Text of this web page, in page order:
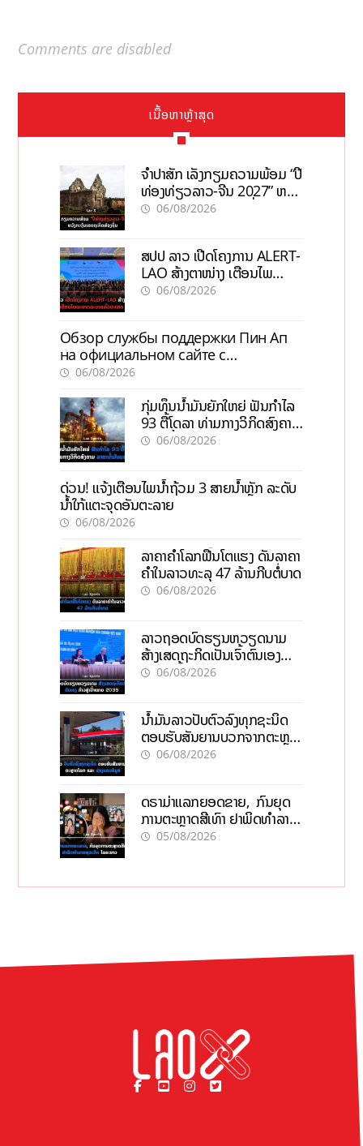
Comments are disabled
ເນື້ອຫາຫຼ້າສຸດ
ຈຳປາສັກ ເລັ່ງກຽມຄວາມພ້ອມ “ປີ
ທ່ອງທ່ຽວລາວ-ຈີນ 2027” ຫວັງ
ກະຕຸ້ນເສດຖະກິດທ້ອງຖິ່ນ
06/08/2026
ສປປ ລາວ ເປີດໂຄງການ ALERT-
LAO ສ້າງຕາໜ່າງ ເຕືອນໄພ
ພະຍາດລະບາດທົ່ວປະເທດ
06/08/2026
Обзор службы поддержки Пин Ап
на официальном сайте с
актуальной информацией
06/08/2026
ກຸ່ມທຶນນ້ຳມັນຍັກໃຫຍ່ ຟັນກຳໄລ
93 ຕື້ໂດລາ ທ່າມກາງວິກິດສົງຄາມ
ລາຄານໍ້າມັນແພງ
06/08/2026
ດ່ວນ! ແຈ້ງເຕືອນໄພນໍ້າຖ້ວມ 3 ສາຍນໍ້າຫຼັກ ລະດັບ
ນໍ້າໃກ້ແຕະຈຸດອັນຕະລາຍ
06/08/2026
ລາຄາຄຳໂລກຟື້ນໂຕແຮງ ດັນລາຄາ
ຄຳໃນລາວທະລຸ 47 ລ້ານກີບຕໍ່ບາດ
06/08/2026
ລາວຖອດບົດຮຽນຫວຽດນາມ
ສ້າງເສດຖະກິດເປັນເຈົ້າຕົນເອງ
ກ້າວສູ່ເປົ້າໝາຍ 2035
06/08/2026
ນໍ້າມັນລາວປັບຕົວລົງທຸກຊະນິດ
ຕອບຮັບສັນຍານບວກຈາກຕະຫຼາດ
ໂລກ ແລະ ຊ່ອງແຄບຮໍມູສ
06/08/2026
ດຣາມ່າແລກຍອດຂາຍ, ກົນຍຸດ
ການຕະຫຼາດສີເທົາ ຢາພິດທຳລາຍ
ທຸລະກິດ ໄລຍະຍາວ
05/08/2026